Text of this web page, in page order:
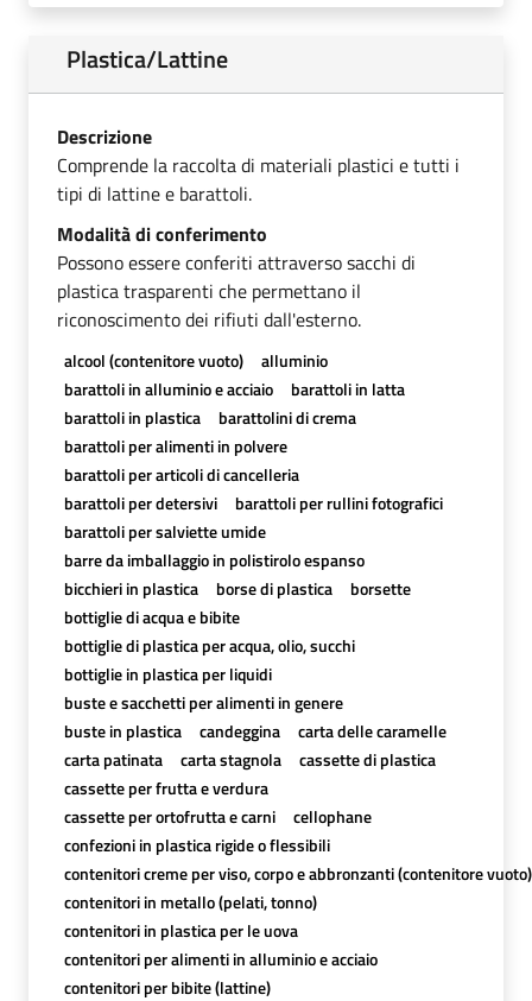
Plastica/Lattine
Descrizione
Comprende la raccolta di materiali plastici e tutti i
tipi di lattine e barattoli.
Modalità di conferimento
Possono essere conferiti attraverso sacchi di
plastica trasparenti che permettano il
riconoscimento dei rifiuti dall'esterno.
alcool (contenitore vuoto)
alluminio
barattoli in alluminio e acciaio
barattoli in latta
barattoli in plastica
barattolini di crema
barattoli per alimenti in polvere
barattoli per articoli di cancelleria
barattoli per detersivi
barattoli per rullini fotografici
barattoli per salviette umide
barre da imballaggio in polistirolo espanso
bicchieri in plastica
borse di plastica
borsette
bottiglie di acqua e bibite
bottiglie di plastica per acqua, olio, succhi
bottiglie in plastica per liquidi
buste e sacchetti per alimenti in genere
buste in plastica
candeggina
carta delle caramelle
carta patinata
carta stagnola
cassette di plastica
cassette per frutta e verdura
cassette per ortofrutta e carni
cellophane
confezioni in plastica rigide o flessibili
contenitori creme per viso, corpo e abbronzanti (contenitore vuoto)
contenitori in metallo (pelati, tonno)
contenitori in plastica per le uova
contenitori per alimenti in alluminio e acciaio
contenitori per bibite (lattine)